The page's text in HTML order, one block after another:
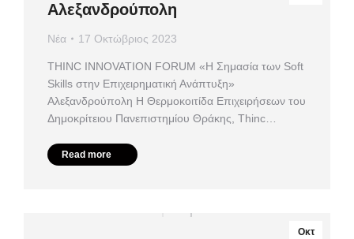
Αλεξανδρούπολη
Νέα 17 Οκτώβριος 2023
ΤHINC INNOVATION FORUM «Η Σημασία των Soft
Skills στην Επιχειρηματική Ανάπτυξη»
Αλεξανδρούπολη Η Θερμοκοιτίδα Επιχειρήσεων του
Δημοκρίτειου Πανεπιστημίου Θράκης, Thinc…
Read more
Οκτ